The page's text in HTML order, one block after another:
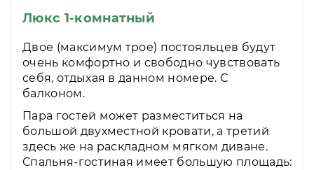
Люкс 1-комнатный
Двое (максимум трое) постояльцев будут
очень комфортно и свободно чувствовать
себя, отдыхая в данном номере. С
балконом.
Пара гостей может разместиться на
большой двухместной кровати, а третий
здесь же на раскладном мягком диване.
Спальня-гостиная имеет большую площадь: